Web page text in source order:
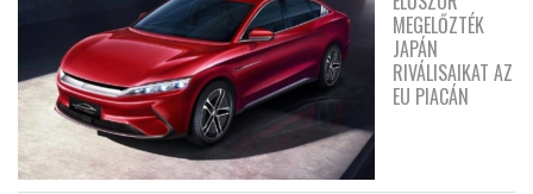
MEGELŐZTÉK
JAPÁN
RIVÁLISAIKAT AZ
EU PIACÁN